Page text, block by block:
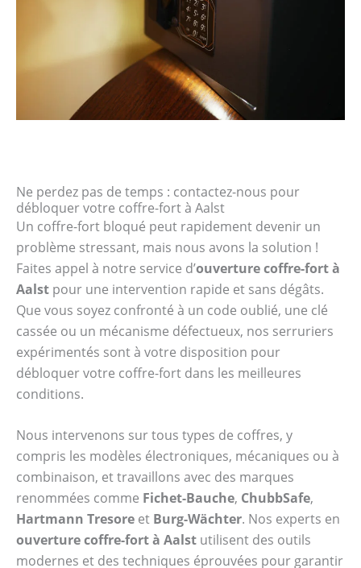
Ne perdez pas de temps : contactez-nous pour
débloquer votre coffre-fort à Aalst
Un coffre-fort bloqué peut rapidement devenir un
problème stressant, mais nous avons la solution !
Faites appel à notre service d’ouverture coffre-fort à
Aalst pour une intervention rapide et sans dégâts.
Que vous soyez confronté à un code oublié, une clé
cassée ou un mécanisme défectueux, nos serruriers
expérimentés sont à votre disposition pour
débloquer votre coffre-fort dans les meilleures
conditions.
Nous intervenons sur tous types de coffres, y
compris les modèles électroniques, mécaniques ou à
combinaison, et travaillons avec des marques
renommées comme Fichet-Bauche, ChubbSafe,
Hartmann Tresore et Burg-Wächter. Nos experts en
ouverture coffre-fort à Aalst utilisent des outils
modernes et des techniques éprouvées pour garantir